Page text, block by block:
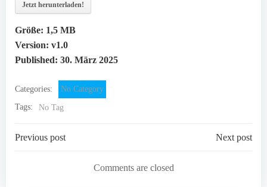
Jetzt herunterladen!
Größe: 1,5 MB
Version: v1.0
Published: 30. März 2025
Categories:
No Category
Tags:
No Tag
Post
navigation
Previous post
navigation
Next post
Comments are closed